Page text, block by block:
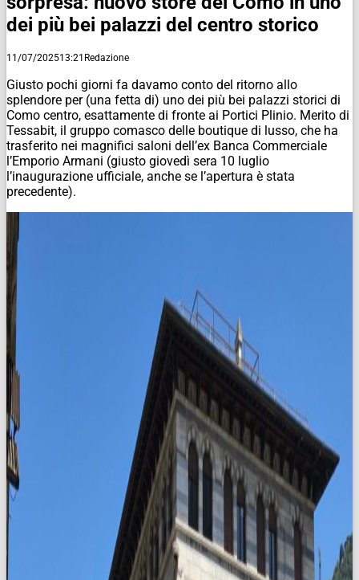
dei più bei palazzi del centro storico
11/07/202513:21 Redazione
Giusto pochi giorni fa davamo conto del ritorno allo
splendore per (una fetta di) uno dei più bei palazzi storici di
Como centro, esattamente di fronte ai Portici Plinio. Merito di
Tessabit, il gruppo comasco delle boutique di lusso, che ha
trasferito nei magnifici saloni dell’ex Banca Commerciale
l’Emporio Armani (giusto giovedì sera 10 luglio
l’inaugurazione ufficiale, anche se l’apertura è stata
precedente).